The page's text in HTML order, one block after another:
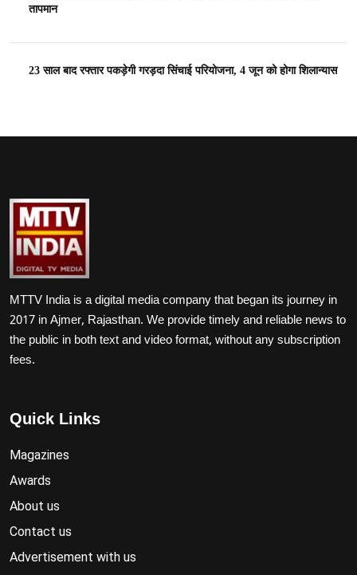
तापमान
23 साल बाद रफ्तार पकड़ेगी गरड़दा सिंचाई परियोजना, 4 जून को होगा शिलान्यास
MTTV India is a digital media company that began its journey in
2017 in Ajmer, Rajasthan. We provide timely and reliable news to
the public in both text and video format, without any subscription
fees.
Quick Links
Magazines
Awards
About us
Contact us
Advertisement with us